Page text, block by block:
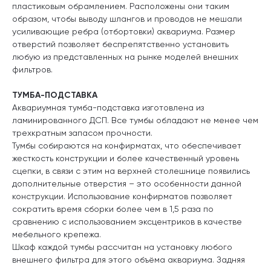
пластиковым обрамлением. Расположены они таким
образом, чтобы выводу шлангов и проводов не мешали
усиливающие ребра (отбортовки) аквариума. Размер
отверстий позволяет беспрепятственно установить
любую из представленных на рынке моделей внешних
фильтров.
ТУМБА-ПОДСТАВКА
Аквариумная тумба-подставка изготовлена из
ламинированного ДСП. Все тумбы обладают не менее чем
трехкратным запасом прочности.
Тумбы собираются на конфирматах, что обеспечивает
жесткость конструкции и более качественный уровень
сцепки, в связи с этим на верхней столешнице появились
дополнительные отверстия – это особенности данной
конструкции. Использование конфирматов позволяет
сократить время сборки более чем в 1,5 раза по
сравнению с использованием эксцентриков в качестве
мебельного крепежа.
Шкаф каждой тумбы рассчитан на установку любого
внешнего фильтра для этого объёма аквариума. Задняя